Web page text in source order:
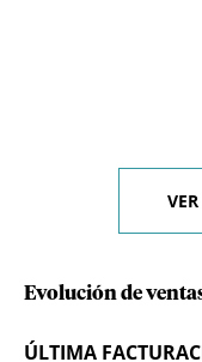
Evolución de
ÚLTIMA